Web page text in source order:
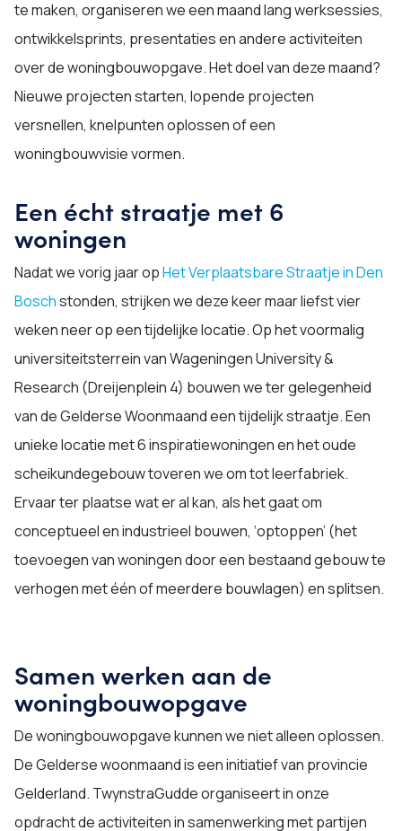
te maken, organiseren we een maand lang werksessies,
ontwikkelsprints, presentaties en andere activiteiten
over de woningbouwopgave. Het doel van deze maand?
Nieuwe projecten starten, lopende projecten
versnellen, knelpunten oplossen of een
woningbouwvisie vormen.
Een écht straatje met 6
woningen
Nadat we vorig jaar opHet Verplaatsbare Straatje in Den
Boschstonden, strijken we deze keer maar liefst vier
weken neer op een tijdelijke locatie. Op het voormalig
universiteitsterrein van Wageningen University &
Research (Dreijenplein 4) bouwen we ter gelegenheid
van de Gelderse Woonmaand een tijdelijk straatje. Een
unieke locatie met 6 inspiratiewoningen en het oude
scheikundegebouw toveren we om tot leerfabriek.
Ervaar ter plaatse wat er al kan, als het gaat om
conceptueel en industrieel bouwen, ‘optoppen’ (het
toevoegen van woningen door een bestaand gebouw te
verhogen met één of meerdere bouwlagen) en splitsen.
Samen werken aan de
woningbouwopgave
De woningbouwopgave kunnen we niet alleen oplossen.
De Gelderse woonmaand is een initiatief van provincie
Gelderland. TwynstraGudde organiseert in onze
opdracht de activiteiten in samenwerking met partijen